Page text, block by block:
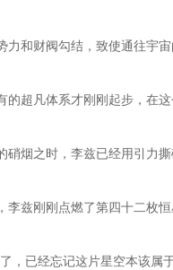
和财阀勾结，致使通往宇宙
超凡体系才刚刚起步，在
烟之时，李兹已经用引力
兹刚刚点燃了第四十二枚恒
，已经忘记这片星空本该属